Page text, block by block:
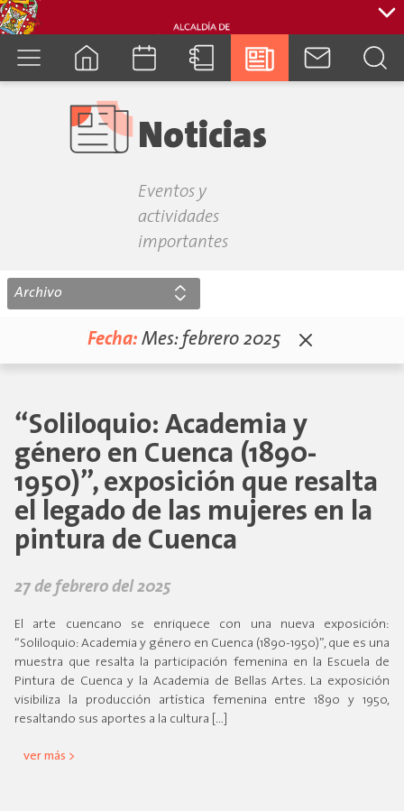
Noticias
Eventos y
actividades
importantes
Fecha: Mes: febrero 2025
“Soliloquio: Academia y
género en Cuenca (1890-
1950)”, exposición que resalta
el legado de las mujeres en la
pintura de Cuenca
27 de febrero del 2025
El arte cuencano se enriquece con una nueva exposición:
“Soliloquio: Academia y género en Cuenca (1890-1950)”, que es una
muestra que resalta la participación femenina en la Escuela de
Pintura de Cuenca y la Academia de Bellas Artes. La exposición
visibiliza la producción artística femenina entre 1890 y 1950,
resaltando sus aportes a la cultura […]
ver más >
Archivo